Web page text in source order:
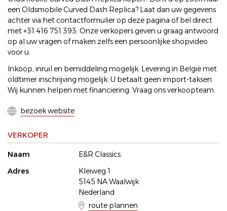
een Oldsmobile Curved Dash Replica? Laat dan uw gegevens
achter via het contactformulier op deze pagina of bel direct
met +31 416 751 393. Onze verkopers geven u graag antwoord
op al uw vragen of maken zelfs een persoonlijke shopvideo
voor u.
Inkoop, inruil en bemiddeling mogelijk. Levering in België met
oldtimer inschrijving mogelijk. U betaalt geen import-taksen.
Wij kunnen helpen met financiering. Vraag ons verkoopteam.
bezoek website
VERKOPER
Naam
E&R Classics
Adres
Kleiweg 1
5145 NA Waalwijk
Nederland
route plannen